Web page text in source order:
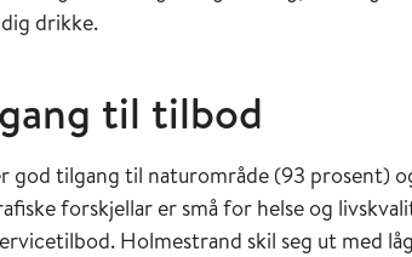
drikke.
til tilbod
god tilgang til naturområde (93 prosent)
forskjellar er små for helse og
Holmestrand skil seg ut med